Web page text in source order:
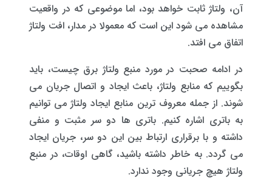
آن، ولتاژ ثابت خواهد بود، اما موضوعی که در واقعیت
مشاهده می شود این است که معمولا در مدار، افت ولتاژ
اتفاق می افتد.
در ادامه صحبت در مورد منبع ولتاژ برق چیست، باید
بگوییم که منابع ولتاژ، باعث ایجاد و اتصال جریان می
شوند. از جمله معروف ترین منابع ایجاد ولتاژ می توانیم
به باتری اشاره کنیم. باتری ها دو سر مثبت و منفی
داشته و با برقراری ارتباط بین این دو سر، جریان ایجاد
می گردد. به خاطر داشته باشید، گاهی اوقات، در منبع
ولتاژ هیچ جریانی وجود ندارد.